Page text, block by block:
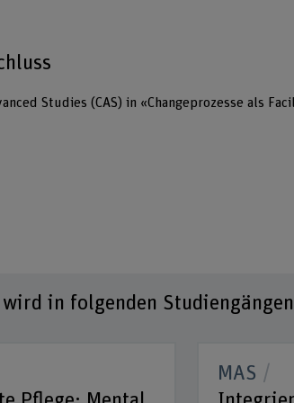
Studies (CAS) in «Changeprozesse als
wird in folgenden
MAS